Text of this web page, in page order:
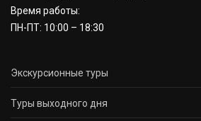
Время работы:
ПН-ПТ: 10:00 – 18:30
Экскурсионные туры
Туры выходного дня